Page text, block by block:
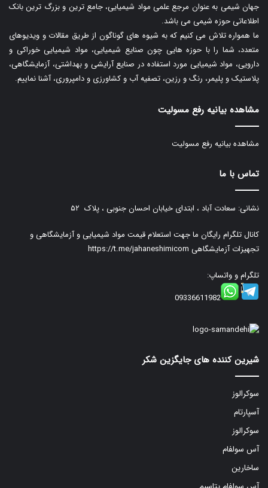
جهان شیمی به عنوان مرجع علمی مواد شیمیایی، جامع ترین و بزرگ ترین بانک
اطلاعاتی حوزه شیمی می باشد.
ما همواره تلاش می کنیم که به شیوه های گوناگون از طریق مقالات و ویدیوهای
متعدد، شما را با حوزه هایی چون صنایع شیمیایی، مواد شیمیایی خوراکی و
دارویی، مواد شیمیایی مورد استفاده در صنایع آرایشی و بهداشتی، آزمایشگاهی،
پلاستیک و پلیمر، رنگ و رزین، تصفیه آب و کشاورزی و دامپروری، آشنا نماییم.
مشاهده بیانیه رفع مسولیت
مشاهده بیانیه رفع مسولیت
تماس با ما
نشانی: سعادت آباد ، ابتدای خیابان احسان جنوبی ، پلاک ۵۲
کانال تلگرام رایگان ما جهت استعلام قیمت مواد شیمیایی و آزمایشگاهی و
تجهیزات آزمایشگاهی https://t.me/jahaneshimicom
تلگرام و واتساپ:
09336611982
شیرین کننده های جایگزین شکر
سوکرالوز
آسپارتام
سوکرالوز
آس سولفام
ساخارین